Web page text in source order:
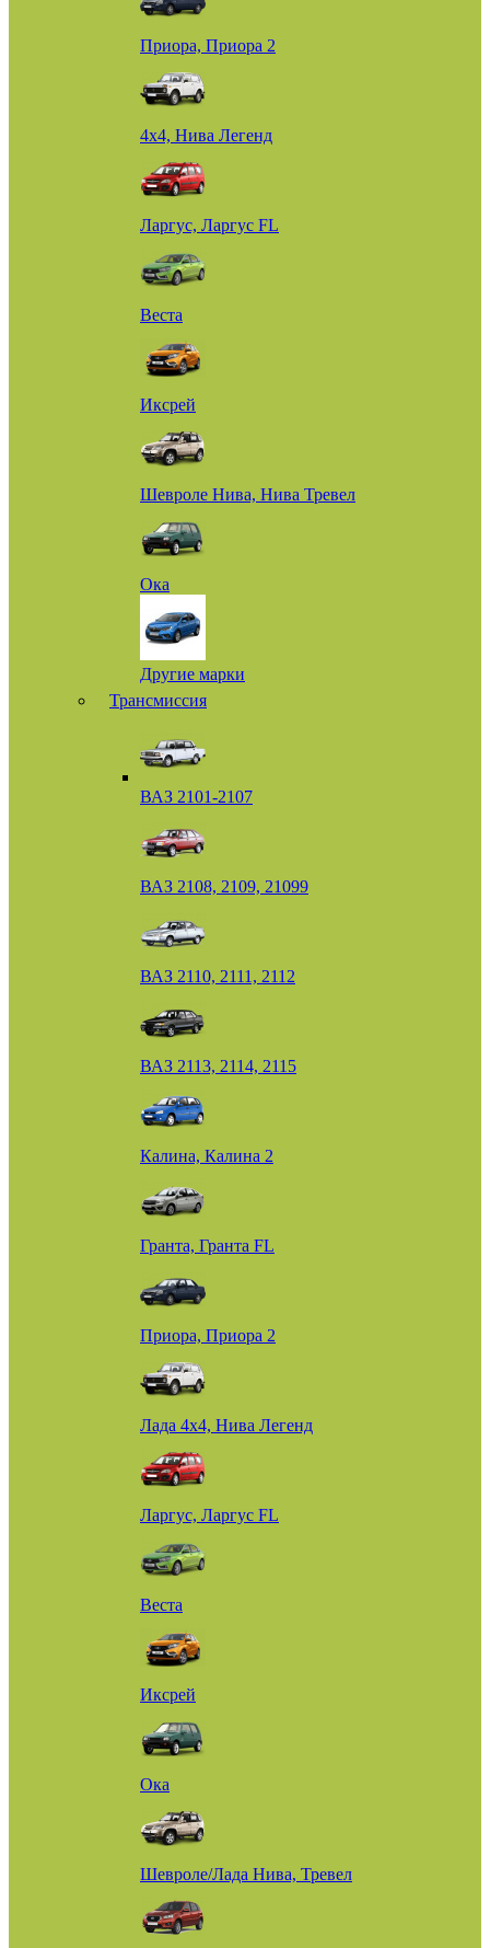
Приора, Приора 2
4х4, Нива Легенд
Ларгус, Ларгус FL
Веста
Иксрей
Шевроле Нива, Нива Тревел
Ока
Другие марки
Трансмиссия
ВАЗ 2101-2107
ВАЗ 2108, 2109, 21099
ВАЗ 2110, 2111, 2112
ВАЗ 2113, 2114, 2115
Калина, Калина 2
Гранта, Гранта FL
Приора, Приора 2
Лада 4х4, Нива Легенд
Ларгус, Ларгус FL
Веста
Иксрей
Ока
Шевроле/Лада Нива, Тревел